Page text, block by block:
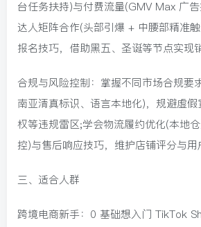
台任务扶持)与付费流量(GMV Max 广
达人矩阵合作(头部引爆 + 中腰部精准
报名技巧，借助黑五、圣诞等节点实现
合规与风险控制：掌握不同市场合规要
南亚清真标识、语言本地化)，规避虚
权等违规雷区;学会物流履约优化(本地
控)与售后响应技巧，维护店铺评分与用
三、适合人群
跨境电商新手：0 基础想入门 TikTok